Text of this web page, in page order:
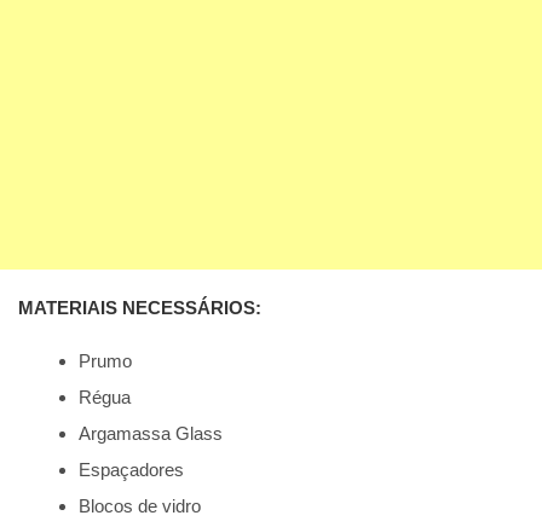
MATERIAIS NECESSÁRIOS:
Prumo
Régua
Argamassa Glass
Espaçadores
Blocos de vidro